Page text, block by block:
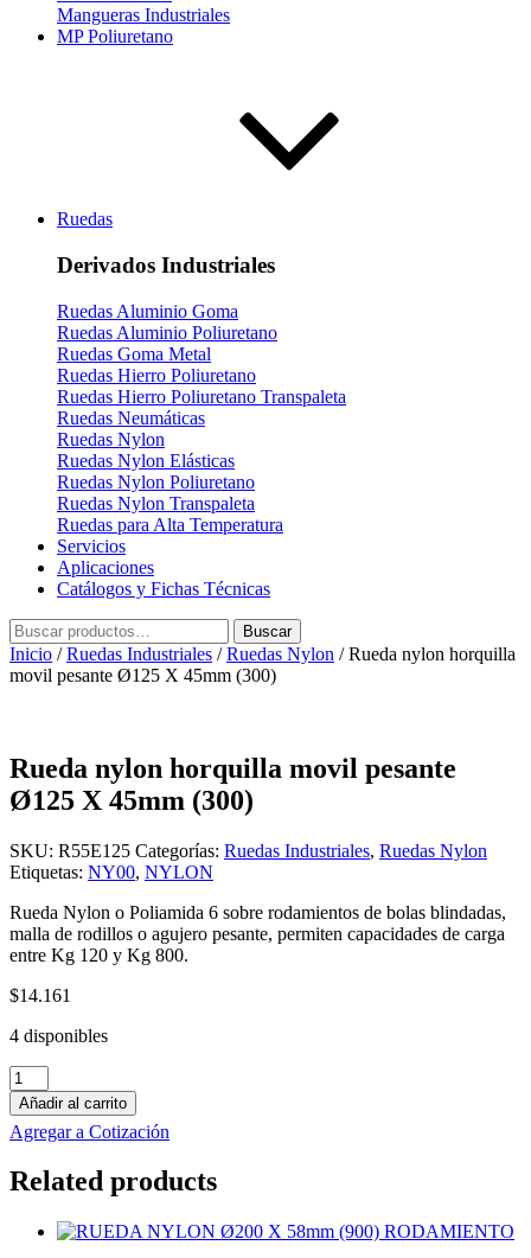
Mangueras Industriales
MP Poliuretano
Ruedas
Derivados Industriales
Ruedas Aluminio Goma
Ruedas Aluminio Poliuretano
Ruedas Goma Metal
Ruedas Hierro Poliuretano
Ruedas Hierro Poliuretano Transpaleta
Ruedas Neumáticas
Ruedas Nylon
Ruedas Nylon Elásticas
Ruedas Nylon Poliuretano
Ruedas Nylon Transpaleta
Ruedas para Alta Temperatura
Servicios
Aplicaciones
Catálogos y Fichas Técnicas
Buscar
por:
Buscar
Inicio /Ruedas Industriales /Ruedas Nylon / Rueda nylon horquilla
movil pesante Ø125 X 45mm (300)
Rueda nylon horquilla movil pesante
Ø125 X 45mm (300)
SKU: R55E125 Categorías: Ruedas Industriales, Ruedas Nylon
Etiquetas: NY00, NYLON
Rueda Nylon o Poliamida 6 sobre rodamientos de bolas blindadas,
malla de rodillos o agujero pesante, permiten capacidades de carga
entre Kg 120 y Kg 800.
$14.161
4 disponibles
Rueda
nylon
horquilla
movil
Ø125
Añadir al carrito
Agregar a Cotización
Related products